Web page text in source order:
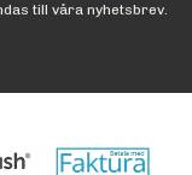
till våra nyhetsbrev.